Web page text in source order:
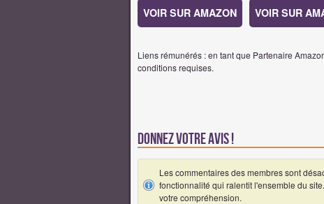
VOIR SUR AMAZON VOIR SUR
Liens rémunérés : en tant que Partenaire
conditions requises.
Donnez votre avis !
Les commentaires des membres sont
fonctionnalité qui ralentit l'ensemble du
votre compréhension.